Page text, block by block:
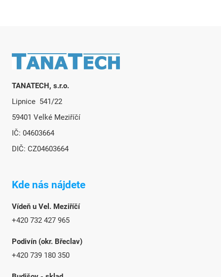
Zápätie
TANATECH, s.r.o.
Lipnice 541/22
59401 Velké Meziříčí
IČ: 04603664
DIČ: CZ04603664
Kde nás nájdete
Vídeň u Vel. Meziříčí
+420 732 427 965
Podivín (okr. Břeclav)
+420 739 180 350